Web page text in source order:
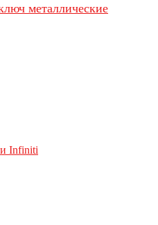
металлические